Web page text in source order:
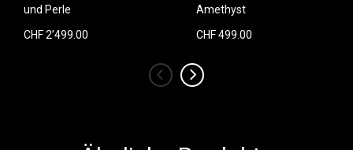
und Perle
CHF 2’499.00
Amethyst
CHF 499.00
‹ ›